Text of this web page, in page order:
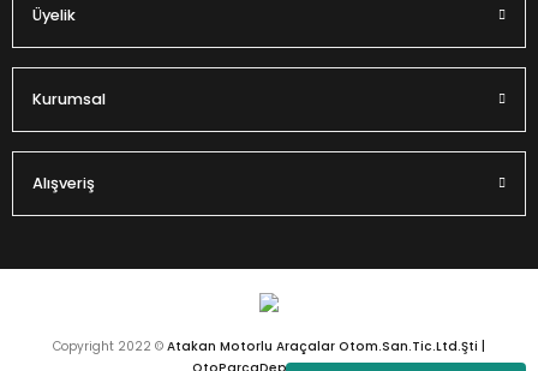
Üyelik
Kurumsal
Alışveriş
Copyright 2022 © Atakan Motorlu Araçalar Otom.San.Tic.Ltd.Şti |